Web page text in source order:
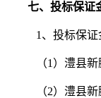
七、投标保证
1、投标保证
（1） 澧县
（2） 澧县